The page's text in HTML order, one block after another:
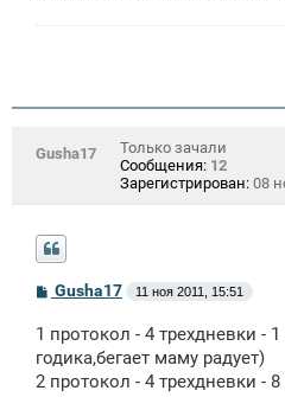
Gusha17
Только зачали
Сообщения: 12
Зарегистрирован: 08
С
о
б
щ
е
н
Gusha17 11 ноя 2011, 15:51
1 протокол - 4 трехдневки -
годика,бегает маму радует)
2 протокол - 4 трехдневки -